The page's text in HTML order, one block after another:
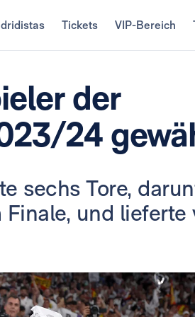
Tickets VIP-Bereich
der
24
sechs Tore,
und lieferte